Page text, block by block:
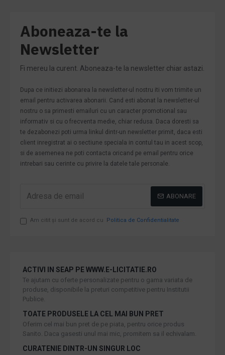
Aboneaza-te la
Newsletter
Fi mereu la curent. Aboneaza-te la newsletter chiar astazi.
Dupa ce initiezi abonarea la newsletter-ul nostru iti vom trimite un
email pentru activarea abonarii. Cand esti abonat la newsletter-ul
nostru o sa primesti emailuri cu un caracter promotional sau
informativ si cu o frecventa medie, chiar redusa. Daca doresti sa
te dezabonezi poti urma linkul dintr-un newsletter primit, daca esti
client inregistrat ai o sectiune speciala in contul tau in acest scop,
si de asemenea ne poti contacta oricand pe email pentru orice
intrebari sau cerinte cu privire la datele tale personale.
ABONARE
Am citit şi sunt de acord cu Politica de Confidentialitate
ACTIVI IN SEAP PE WWW.E-LICITATIE.RO
Te ajutam cu oferte personalizate pentru o gama variata de
produse, disponibile la preturi competitive pentru Institutii
Publice.
TOATE PRODUSELE LA CEL MAI BUN PRET
Oferim cel mai bun pret de pe piata, pentru orice produs
Sanito. Daca gasesti unul mai mic, promitem sa il echivalam.
CURATENIE DINTR-UN SINGUR LOC